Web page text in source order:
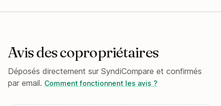
Avis des copropriétaires
Déposés directement sur SyndiCompare et confirmés
par email. Comment fonctionnent les avis ?